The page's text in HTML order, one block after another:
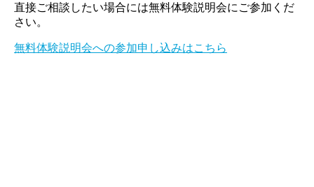
直接ご相談したい場合には無料体験説明会にご参加くだ
さい。
無料体験説明会への参加申し込みはこちら